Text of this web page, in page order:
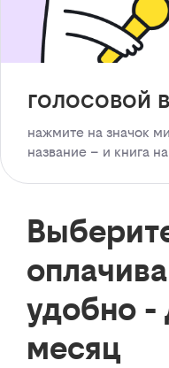
голосовой
нажмите на значок
название – и книга
удобно -
месяц